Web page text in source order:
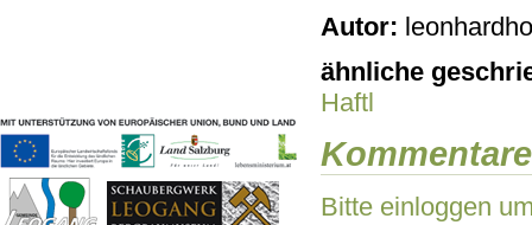
Autor:
ähnliche
Haftl
Kommentare
Bitte einloggen